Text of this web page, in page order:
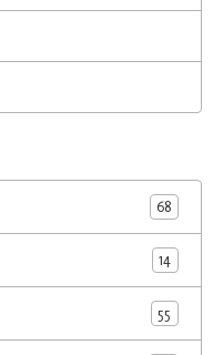
68
14
55